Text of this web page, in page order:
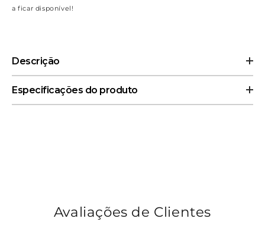
a ficar disponível!
Descrição
fidelidade, trazendo um item icônico do universo da série
Especificações do produto
Avaliações de Clientes